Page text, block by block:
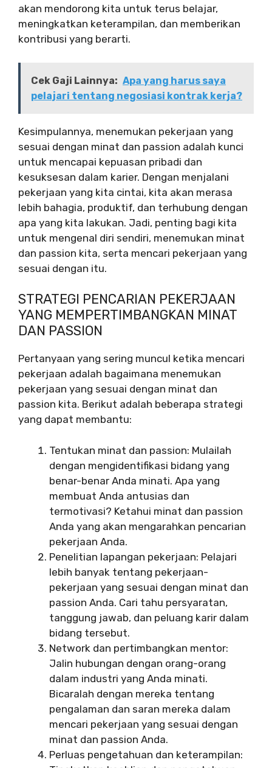
akan mendorong kita untuk terus belajar,
meningkatkan keterampilan, dan memberikan
kontribusi yang berarti.
Cek Gaji Lainnya: Apa yang harus saya
pelajari tentang negosiasi kontrak kerja?
Kesimpulannya, menemukan pekerjaan yang
sesuai dengan minat dan passion adalah kunci
untuk mencapai kepuasan pribadi dan
kesuksesan dalam karier. Dengan menjalani
pekerjaan yang kita cintai, kita akan merasa
lebih bahagia, produktif, dan terhubung dengan
apa yang kita lakukan. Jadi, penting bagi kita
untuk mengenal diri sendiri, menemukan minat
dan passion kita, serta mencari pekerjaan yang
sesuai dengan itu.
STRATEGI PENCARIAN PEKERJAAN
YANG MEMPERTIMBANGKAN MINAT
DAN PASSION
Pertanyaan yang sering muncul ketika mencari
pekerjaan adalah bagaimana menemukan
pekerjaan yang sesuai dengan minat dan
passion kita. Berikut adalah beberapa strategi
yang dapat membantu:
Tentukan minat dan passion: Mulailah
dengan mengidentifikasi bidang yang
benar-benar Anda minati. Apa yang
membuat Anda antusias dan
termotivasi? Ketahui minat dan passion
Anda yang akan mengarahkan pencarian
pekerjaan Anda.
Penelitian lapangan pekerjaan: Pelajari
lebih banyak tentang pekerjaan-
pekerjaan yang sesuai dengan minat dan
passion Anda. Cari tahu persyaratan,
tanggung jawab, dan peluang karir dalam
bidang tersebut.
Network dan pertimbangkan mentor:
Jalin hubungan dengan orang-orang
dalam industri yang Anda minati.
Bicaralah dengan mereka tentang
pengalaman dan saran mereka dalam
mencari pekerjaan yang sesuai dengan
minat dan passion Anda.
Perluas pengetahuan dan keterampilan: